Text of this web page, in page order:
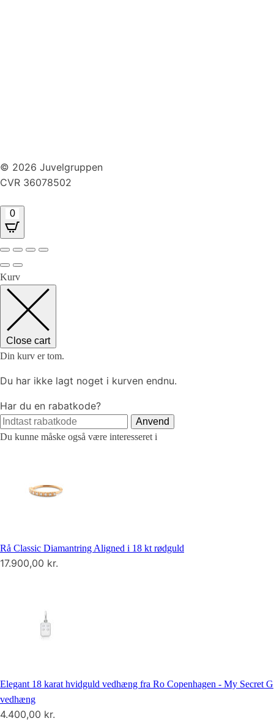
© 2026 Juvelgruppen
CVR 36078502
0
Kurv
Close cart
Din kurv er tom.
Du har ikke lagt noget i kurven endnu.
Har du en rabatkode?
Anvend
Du kunne måske også være interesseret i
Rå Classic Diamantring Aligned i 18 kt rødguld
17.900,00 kr.
Elegant 18 karat hvidguld vedhæng fra Ro Copenhagen - My Secret G
vedhæng
4.400,00 kr.